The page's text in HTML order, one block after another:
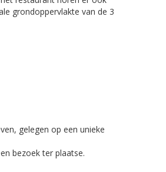
grondoppervlakte van de 3
gelegen op een unieke
bezoek ter plaatse.